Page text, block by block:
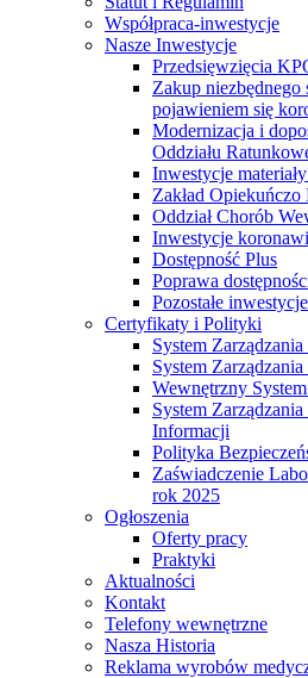
PodlaskimWspółpraca-inwestycje
Nasze Inwestycje
Przedsięwzięcia
Zakup
pojawieniem się
Modernizacja i
Oddziału
Inwestycje
Zakład
Oddział Chorób
Inwestycje
Dostępność Plus
Poprawa
Pozostałe inwestycje
Certyfikaty i Polityki
System Zarządzania
System
Wewnętrzny
System
Informacji
Polityka
Zaświadczenie
rok 2025
Ogłoszenia
Oferty pracy
Praktyki
Aktualności
Kontakt
Telefony wewnętrzne
Nasza Historia
Reklama wyrobów